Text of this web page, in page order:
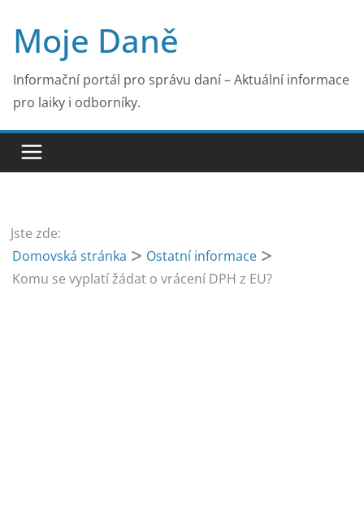
obsah
Moje Daně
Informační portál pro správu daní – Aktuální informace
pro laiky i odborníky.
Jste zde:
Domovská stránka
Ostatní informace
Komu se vyplatí žádat o vrácení DPH z EU?